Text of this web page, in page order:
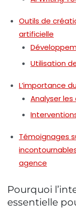
Outils de
artificielle
Utilisation
L’importance
Analyser
Témoignages
agence
Pourquoi
essentielle